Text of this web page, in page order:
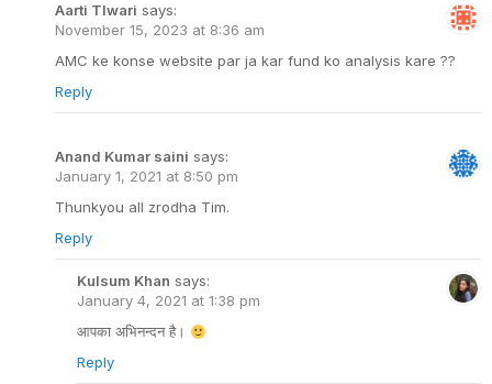
Aarti TIwari says:
November 15, 2023 at 8:36 am
AMC ke konse website par ja kar fund ko analysis kare ??
Reply
Anand Kumar saini says:
January 1, 2021 at 8:50 pm
Thunkyou all zrodha Tim.
Reply
Kulsum Khan says:
January 4, 2021 at 1:38 pm
आपका अभिनन्दन है।
Reply